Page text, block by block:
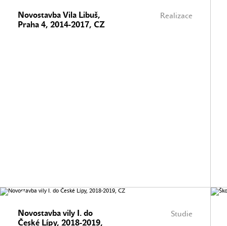
Realizace
Novostavba Vila Libuš,
Praha 4, 2014-2017, CZ
Studie
Novostavba vily I. do
České Lípy, 2018-2019,